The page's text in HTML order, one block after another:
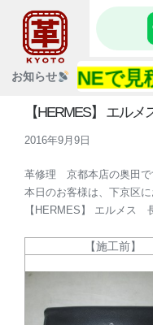
お知らせ
『LINEで見積り
【HERMES】 エル
2016年9月9日
革修理 京都本店の奥田で
本日のお客様は、下京区に
【HERMES】 エルメス
【施工前】